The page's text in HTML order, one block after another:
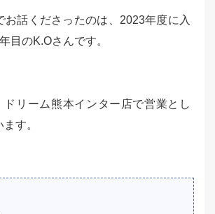
お話くださったのは、2023年度に入
目のK.Oさんです。
ドリーム熊本インター店で営業とし
す。